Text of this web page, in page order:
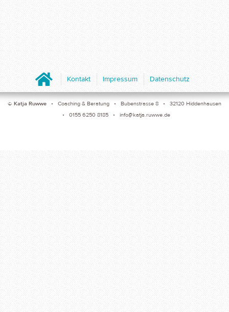
Home
Kontakt Impressum Datenschutz
© Katja Ruwwe • Coaching & Beratung • Bubenstrasse 8 • 32120 Hiddenhausen
• 0155 6250 8185 • info@katja.ruwwe.de